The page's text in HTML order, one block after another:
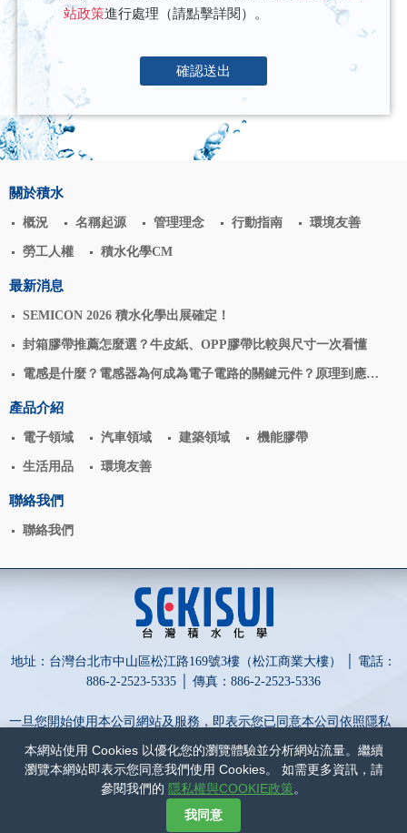
本網站使用 Cookies 以優化您的瀏覽體驗並分析網站流量。繼續
瀏覽本網站即表示您同意我們使用 Cookies。 如需更多資訊，請
參閱我們的 隱私權與COOKIE政策。
我同意
站政策進行處理（請點擊詳閱）。
確認送出
關於積水
概況 名稱起源 管理理念 行動指南 環境友善
勞工人權 積水化學CM
最新消息
SEMICON 2026 積水化學出展確定！
封箱膠帶推薦怎麼選？牛皮紙、OPP膠帶比較與尺寸一次看懂
電感是什麼？電感器為何成為電子電路的關鍵元件？原理到應用
產品介紹
電子領域 汽車領域 建築領域 機能膠帶
生活用品 環境友善
聯絡我們
聯絡我們
地址：台灣台北市中山區松江路169號3樓（松江商業大樓） │ 電話：
886-2-2523-5335 │ 傳真：886-2-2523-5336
一旦您開始使用本公司網站及服務，即表示您已同意本公司依照隱私
權政策蒐集、處理、利用及保護您的個人資訊。
為保障您的權益，請點擊詳閱以下內容：隱私權與COOKIE政策和
網頁設計-網動廣告
台灣積水化學股份有限公司